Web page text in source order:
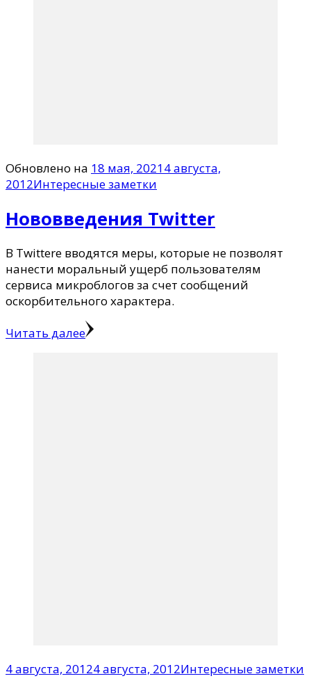
Обновлено на 18 мая, 20214 августа,
2012Интересные заметки
Нововведения Twitter
В Twitterе вводятся меры, которые не позволят
нанести моральный ущерб пользователям
сервиса микроблогов за счет сообщений
оскорбительного характера.
Читать далее
4 августа, 20124 августа, 2012Интересные заметки